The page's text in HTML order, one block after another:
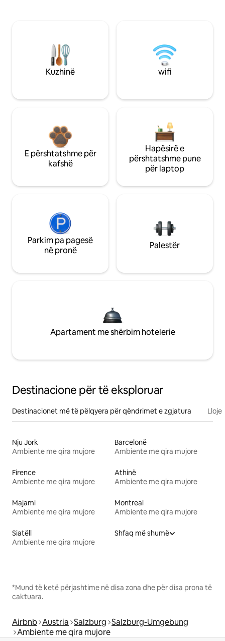
Kuzhinë wifi
E përshtatshme për
kafshë
Hapësirë e
përshtatshme pune
për laptop
Parkim pa pagesë
në pronë
Palestër
Apartament me shërbim hotelerie
Destinacione për të eksploruar
Destinacionet më të pëlqyera për qëndrimet e zgjatura
Nju Jork
Ambiente me qira mujore
Barcelonë
Ambiente me qira mujore
Firence
Ambiente me qira mujore
Athinë
Ambiente me qira mujore
Majami
Ambiente me qira mujore
Montreal
Ambiente me qira mujore
Siatëll
Ambiente me qira mujore
Shfaq më shumë
*Mund të ketë përjashtime në disa zona dhe për disa prona të
caktuara.
Airbnb Austria Salzburg Salzburg-Umgebung
Ambiente me qira mujore